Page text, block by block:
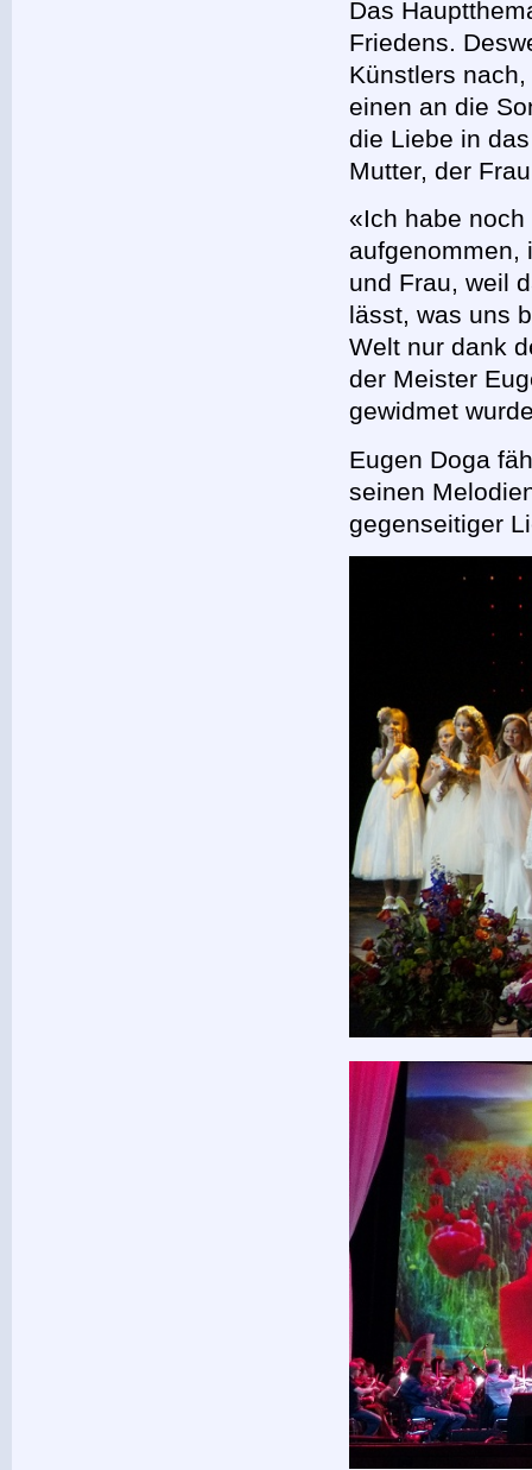
Das
Friedens.
Künstlers
einen an die
die Liebe in
Mutter, der
«Ich habe
aufgenommen,
und Frau, weil
lässt, was uns
Welt nur dank
der Meister
gewidmet
Eugen Doga
seinen
gegenseitiger